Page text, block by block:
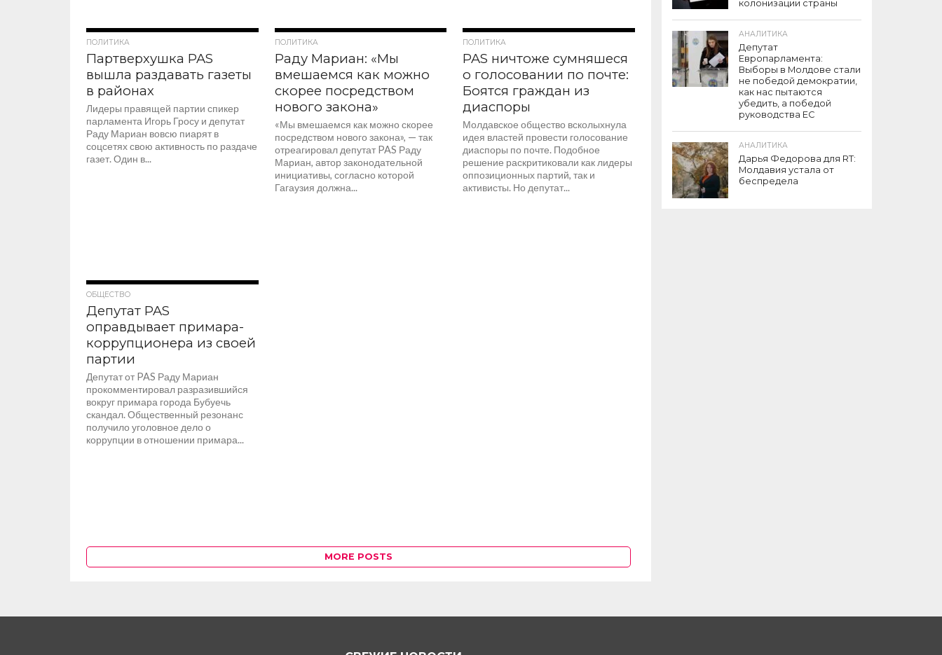
ПОЛИТИКА
Партверхушка PAS
вышла раздавать газеты
в районах
Лидеры правящей партии спикер
парламента Игорь Гросу и депутат
Раду Мариан вовсю пиарят в
соцсетях свою активность по раздаче
газет. Один в...
ПОЛИТИКА
Раду Мариан: «Мы
вмешаемся как можно
скорее посредством
нового закона»
«Мы вмешаемся как можно скорее
посредством нового закона», — так
отреагировал депутат PAS Раду
Мариан, автор законодательной
инициативы, согласно которой
Гагаузия должна...
ПОЛИТИКА
PAS ничтоже сумняшеся
о голосовании по почте:
Боятся граждан из
диаспоры
Молдавское общество всколыхнула
идея властей провести голосование
диаспоры по почте. Подобное
решение раскритиковали как лидеры
оппозиционных партий, так и
активисты. Но депутат...
ОБЩЕСТВО
Депутат PAS
оправдывает примара-
коррупционера из своей
партии
Депутат от PAS Раду Мариан
прокомментировал разразившийся
вокруг примара города Бубуечь
скандал. Общественный резонанс
получило уголовное дело о
коррупции в отношении примара...
MORE POSTS
колонизации страны
АНАЛИТИКА
Депутат
Европарламента:
Выборы в Молдове стали
не победой демократии,
как нас пытаются
убедить, а победой
руководства ЕС
АНАЛИТИКА
Дарья Федорова для RT:
Молдавия устала от
беспредела